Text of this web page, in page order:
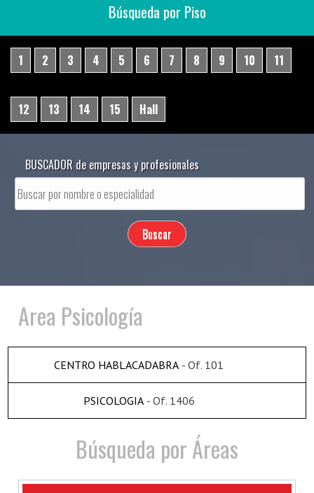
Búsqueda por Piso
1 2 3 4 5 6 7 8 9 10 11
12 13 14 15 Hall
BUSCADOR de empresas y profesionales
Area Psicología
CENTRO HABLACADABRA - Of. 101
PSICOLOGIA - Of. 1406
Búsqueda por Áreas